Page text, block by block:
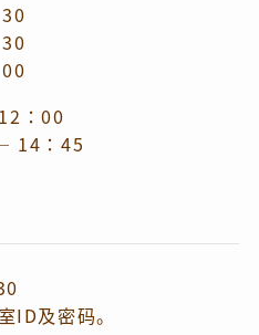
：00
14：45
ID及密码。